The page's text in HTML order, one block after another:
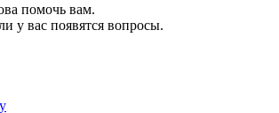
помочь вам.
у вас появятся вопросы.